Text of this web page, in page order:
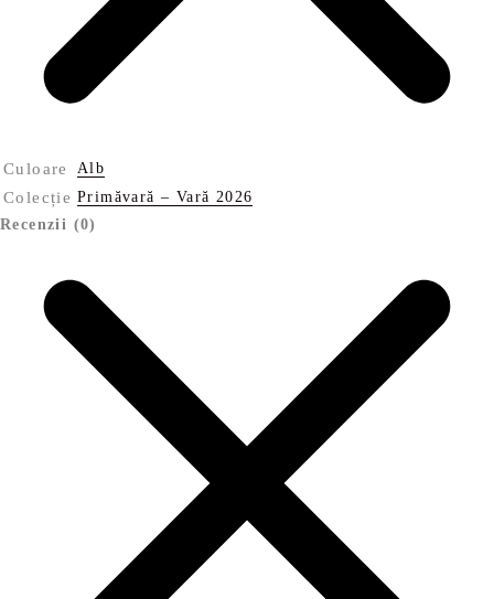
Culoare Alb
Colecție Primăvară – Vară 2026
Recenzii (0)